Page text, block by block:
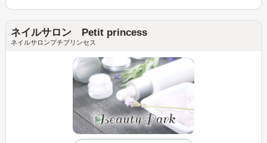
ネイルサロン Petit princess
ネイルサロンプチプリンセス